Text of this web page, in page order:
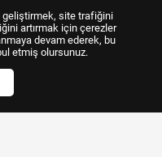
geliştirmek, site trafiğini
artırmak için çerezler
devam ederek, bu
etmiş olursunuz.